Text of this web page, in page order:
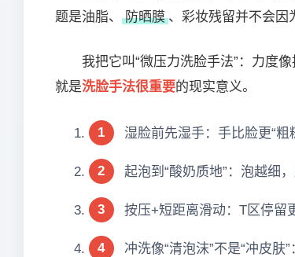
题是油脂、
防晒膜 、彩妆残留并不会因
我把它叫“微压力洗脸手法”：力度
就是洗脸手法很重要的现实意义。
1 湿脸前先湿手：手比脸更“粗
2 起泡到“酸奶质地”：泡越细
3 按压+短距离滑动：T区停留
4 冲洗像“清泡沫”不是“冲皮肤